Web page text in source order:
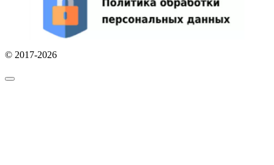
© 2017-2026